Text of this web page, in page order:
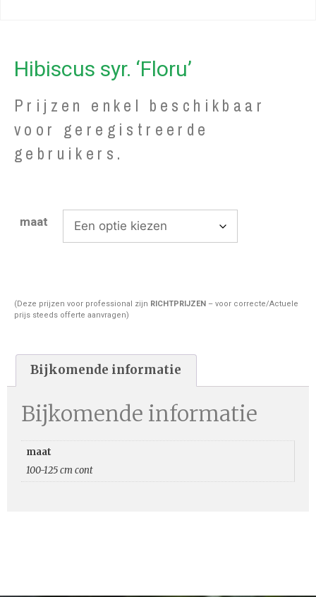
Hibiscus syr. ‘Floru’
Prijzen enkel beschikbaar
voor geregistreerde
gebruikers.
maat
(Deze prijzen voor professional zijn RICHTPRIJZEN – voor correcte/Actuele
prijs steeds offerte aanvragen)
Bijkomende informatie
Bijkomende informatie
maat
100-125 cm cont